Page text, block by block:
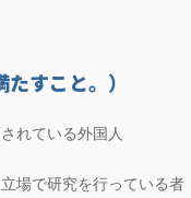
すこと。）
れている外国人
場で研究を行っている者